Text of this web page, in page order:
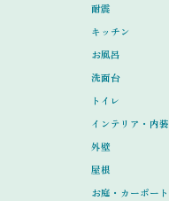
耐震
キッチン
お風呂
洗面台
トイレ
インテリア・内装
外壁
屋根
お庭・カーポート